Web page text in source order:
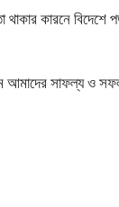
কারনে বিদেশে
আমাদের সাফল্য ও